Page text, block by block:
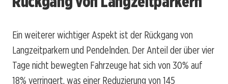
Ein weiterer wichtiger Aspekt ist der Rückgang von
Langzeitparkern und Pendelnden. Der Anteil der über vier
Tage nicht bewegten Fahrzeuge hat sich von 30% auf
18% verringert, was einer Reduzierung von 145